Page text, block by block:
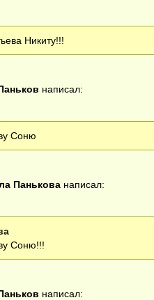
Никиту!!!
написал:
Соню
Панькова написал:
Соню!!!
написал: